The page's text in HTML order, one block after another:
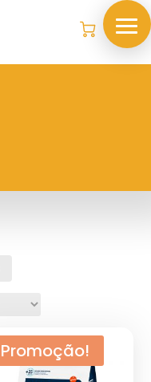
Promoção!